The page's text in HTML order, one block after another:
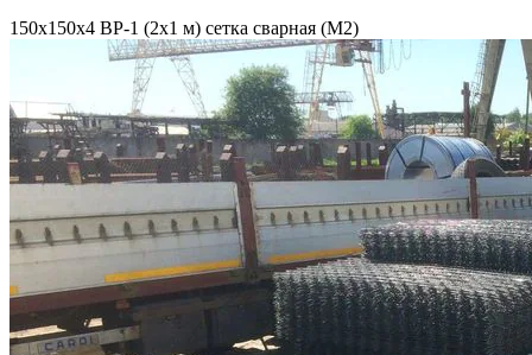
150х150х4 ВР-1 (2х1 м) сетка сварная (М2)